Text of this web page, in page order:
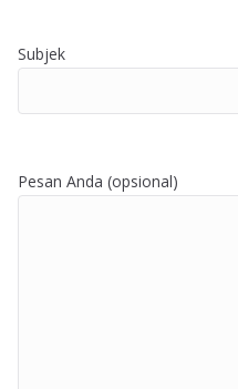
Subjek
Pesan Anda (opsional)